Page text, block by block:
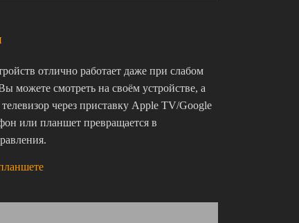
отлично работает даже при слабом
можете смотреть на своём устройстве, а
через приставку Apple TV/Google
или планшет превращается в